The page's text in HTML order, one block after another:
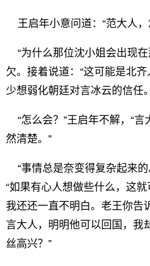
王启年小意问道：“范大人，
“为什么那位沈小姐会出现在
欠。接着说道：“这可能是北
少想弱化朝廷对言冰云的信任
“怎么会？”王启年不解，“言
然清楚。”
“事情总是奈变得复杂起来的
“如果有心人想做些什么，这
我还还一直不明白。老王你告
言大人，明明他可以回国，我
丝高兴？”